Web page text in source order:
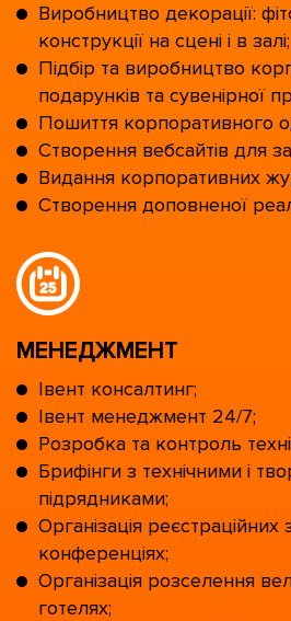
Виробництво декорації:
конструкції на сцені і в залі;
Підбір та виробництво
подарунків та сувенірної
Пошиття корпоративного
Створення вебсайтів для
Видання корпоративних
Створення доповненої
МЕНЕДЖМЕНТ
Івент консалтинг;
Івент менеджмент 24/7;
Розробка та контроль
Брифінги з технічними і
підрядниками;
Організація реєстраційних
конференціях;
Організація розселення
готелях;